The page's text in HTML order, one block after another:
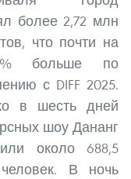
более 2,72 млн
что почти на
больше по
с DIFF 2025.
в шесть дней
шоу Дананг
около 688,5
В ночь